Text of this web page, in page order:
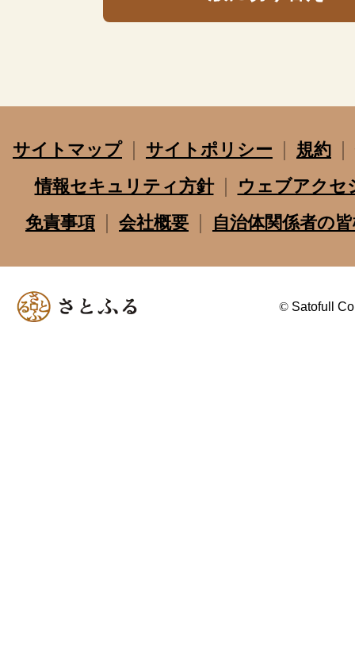
サイトマップ サイトポリシー
規約
情報セキュリティ方針
ウェブアクセ
免責事項
会社概要 自治体関係者の
© Satofull